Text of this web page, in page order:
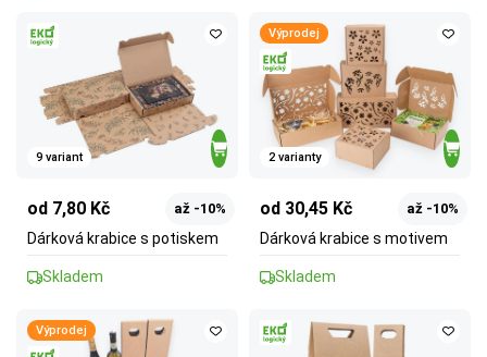
9 variant
od 7,80 Kč až -10%
Dárková krabice s potiskem
Skladem
Výprodej
2 varianty
od 30,45 Kč až -10%
Dárková krabice s motivem
Skladem
Výprodej